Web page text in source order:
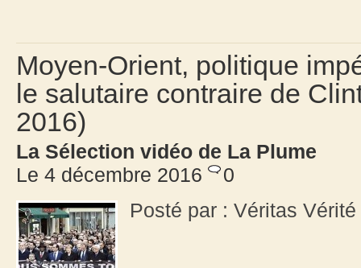
Moyen-Orient, politique
le salutaire contraire de
2016)
La Sélection vidéo de La Plume
Le 4 décembre 2016
0
Posté par : Véritas